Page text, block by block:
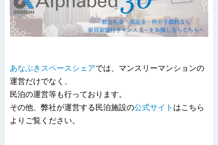
あなぶきスペースシェアでは、マンスリーマンションの
運営だけでなく、
民泊の運営等も行っております。
その他、弊社が運営する民泊施設の公式サイト はこちら
よりご覧ください。